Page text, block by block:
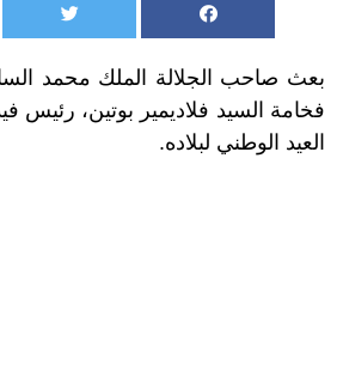
بعث صاحب الجلالة الملك محمد
فخامة السيد فلاديمير بوتين، رئيس
العيد الوطني لبلاده.